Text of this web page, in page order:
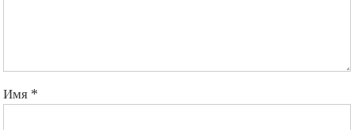
Имя *